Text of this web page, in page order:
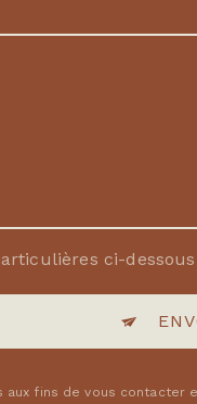
ci-
fins de vous